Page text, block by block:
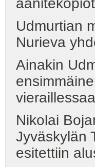
Udmurtian
Nurieva
Ainakin
Nikolai
Jyväskylän
esitettiin